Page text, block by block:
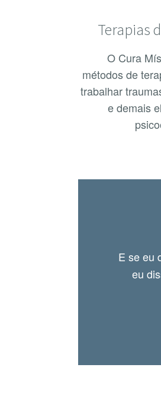
Terapias
O Cura
métodos de
trabalhar
e demais
E se eu
eu